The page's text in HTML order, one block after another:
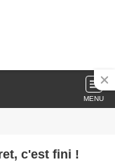
MENU
c'est fini !